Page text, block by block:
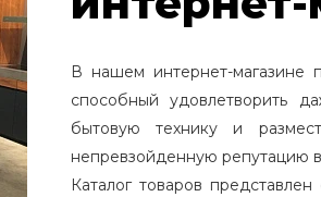
В нашем интернет-магазине
способный удовлетворить
бытовую технику и
непревзойденную репутацию
Каталог товаров